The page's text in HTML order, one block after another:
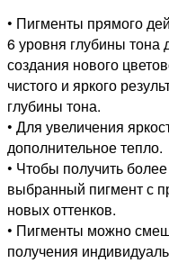
• Пигменты прямого
6 уровня глубины тона
создания нового
чистого и яркого
глубины тона.
• Для увеличения
дополнительное тепло.
• Чтобы получить
выбранный пигмент с
новых оттенков.
• Пигменты можно
получения